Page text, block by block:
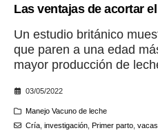
Las ventajas de acortar
Un estudio británico
que paren a una edad
mayor producción de
03/05/2022
Manejo Vacuno de leche
Cría, investigación, Primer parto, vacas